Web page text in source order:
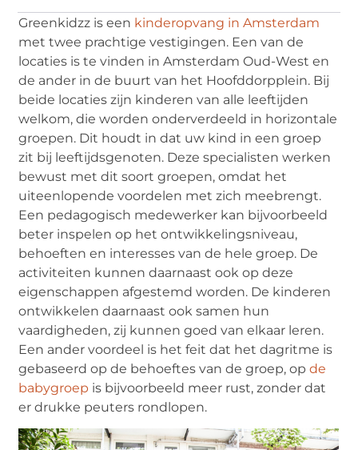
Greenkidzz is een kinderopvang in Amsterdam
met twee prachtige vestigingen. Een van de
locaties is te vinden in Amsterdam Oud-West en
de ander in de buurt van het Hoofddorpplein. Bij
beide locaties zijn kinderen van alle leeftijden
welkom, die worden onderverdeeld in horizontale
groepen. Dit houdt in dat uw kind in een groep
zit bij leeftijdsgenoten. Deze specialisten werken
bewust met dit soort groepen, omdat het
uiteenlopende voordelen met zich meebrengt.
Een pedagogisch medewerker kan bijvoorbeeld
beter inspelen op het ontwikkelingsniveau,
behoeften en interesses van de hele groep. De
activiteiten kunnen daarnaast ook op deze
eigenschappen afgestemd worden. De kinderen
ontwikkelen daarnaast ook samen hun
vaardigheden, zij kunnen goed van elkaar leren.
Een ander voordeel is het feit dat het dagritme is
gebaseerd op de behoeftes van de groep, opde
babygroep is bijvoorbeeld meer rust, zonder dat
er drukke peuters rondlopen.